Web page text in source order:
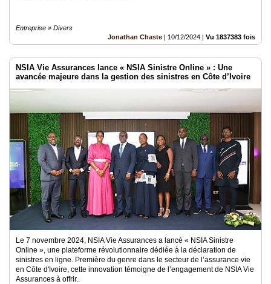
Entreprise » Divers
Jonathan Chaste | 10/12/2024 | Vu 1837383 fois
NSIA Vie Assurances lance « NSIA Sinistre Online » : Une
avancée majeure dans la gestion des sinistres en Côte d’Ivoire
Le 7 novembre 2024, NSIA Vie Assurances a lancé « NSIA Sinistre
Online », une plateforme révolutionnaire dédiée à la déclaration de
sinistres en ligne. Première du genre dans le secteur de l’assurance vie
en Côte d'Ivoire, cette innovation témoigne de l’engagement de NSIA Vie
Assurances à offrir..